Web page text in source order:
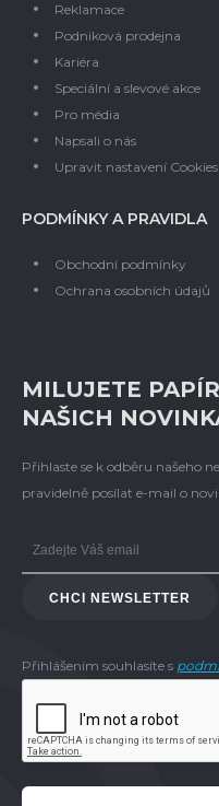
Reklamace
Podniková prodejna
Kariéra
Speciální a slevové akce
Pro média
Napsali o nás
Upravit nastavení Cookies
PODMÍNKY A PRAVIDLA
Obchodní podmínky
Ochrana osobních údajů
MILUJETE
NAŠICH
Přihlaste se k odběru našeho
pravidelně posílat e-mail o
CHCI NEWSLETTER
Přihlášením souhlasíte s